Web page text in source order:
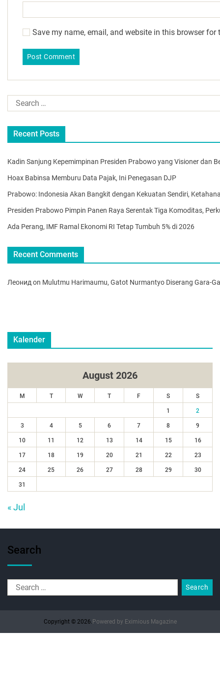
Save my name, email, and website in this browser for
Recent Posts
Kadin Sanjung Kepemimpinan Presiden Prabowo yang Visioner dan
Hoax Babinsa Memburu Data Pajak, Ini Penegasan DJP
Prabowo: Indonesia Akan Bangkit dengan Kekuatan Sendiri,
Presiden Prabowo Pimpin Panen Raya Serentak Tiga Komoditas,
Ada Perang, IMF Ramal Ekonomi RI Tetap Tumbuh 5% di 2026
Recent Comments
Леонид on Mulutmu Harimaumu, Gatot Nurmantyo Diserang Gara-
Kalender
August 2026
M T W T F S S
1 2
3 4 5 6 7 8 9
10 11 12 13 14 15 16
17 18 19 20 21 22 23
24 25 26 27 28 29 30
31
« Jul
Search
Copyright © 2026. Powered by Eximious Magazine